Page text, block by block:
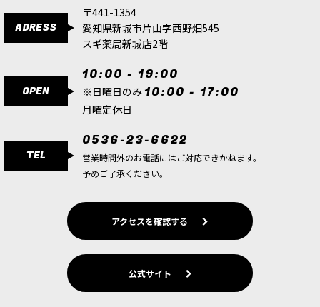
IMPERIUM：ブラックテンプラー
IMPERIUM：デスウォッチ
IMPERIUM：グレイナイト
IMPERIUM：アストラ・ミリタルム
IMPERIUM：アデプトゥス・カストーデス
IMPERIUM：アデプタ・ソロリタス
IMPERIUM：インペリアルナイト
IMPERIUM：インペリアル・エージェント
CHAOS：ケイオス・スペースマリーン
CHAOS：エンペラーズ・チルドレン
ADRESS
〒441-1354
愛知県新城市片山字西野畑545
スギ薬局新城店2階
OPEN
10:00 - 19:00
※日曜日のみ 10:00 - 17:00
月曜定休日
TEL
0536-23-6622
営業時間外のお電話にはご対応できかねます。
予めご了承ください。
アクセスを確認する
公式サイト